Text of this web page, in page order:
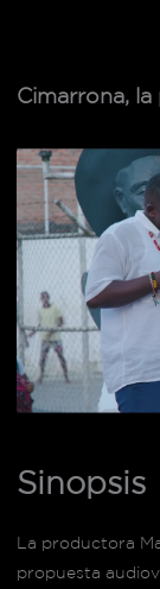
Cimarrona,
Sinopsis
La productora
propuesta